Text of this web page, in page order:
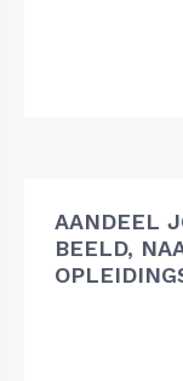
AANDEEL
BEELD,